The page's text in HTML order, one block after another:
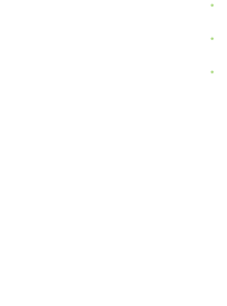
・
・
・